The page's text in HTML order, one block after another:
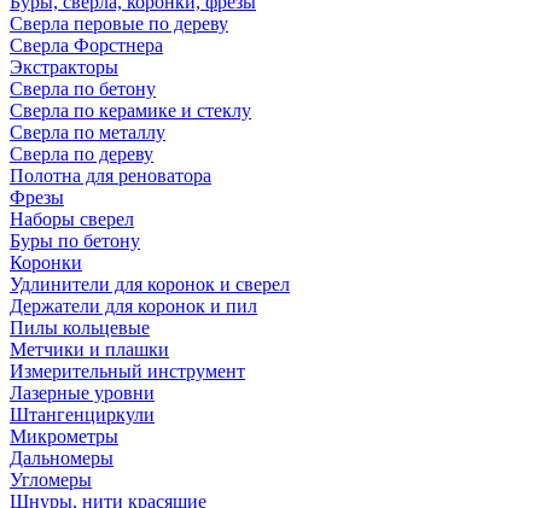
Сверла перовые по дереву
Сверла Форстнера
Экстракторы
Сверла по бетону
Сверла по керамике и стеклу
Сверла по металлу
Сверла по дереву
Полотна для реноватора
Фрезы
Наборы сверел
Буры по бетону
Коронки
Удлинители для коронок и сверел
Держатели для коронок и пил
Пилы кольцевые
Метчики и плашки
Измерительный инструмент
Лазерные уровни
Штангенциркули
Микрометры
Дальномеры
Угломеры
Шнуры, нити красящие